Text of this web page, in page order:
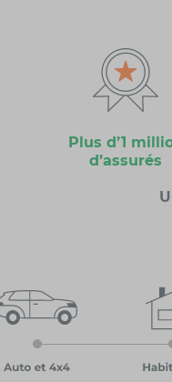
Plus d’1
d’assurés